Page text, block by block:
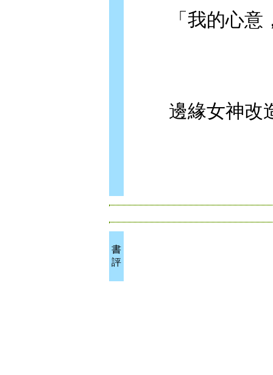
「我的心意，
邊緣女神改造
書
評